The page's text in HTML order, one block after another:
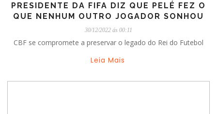
PRESIDENTE DA FIFA DIZ QUE PELÉ FEZ O
QUE NENHUM OUTRO JOGADOR SONHOU
30/12/2022 ás 00:11
CBF se compromete a preservar o legado do Rei do Futebol
Leia Mais